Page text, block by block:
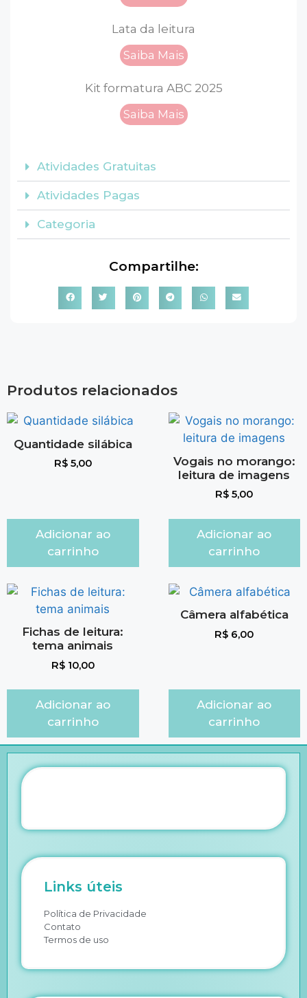
Lata da leitura
Saiba Mais
Kit formatura ABC 2025
Saiba Mais
Atividades Gratuitas
Atividades Pagas
Categoria
Compartilhe:
Produtos relacionados
Quantidade silábica
R$5,00
Adicionar ao
carrinho
Vogais no morango:
leitura de imagens
R$ 5,00
Adicionar ao
carrinho
Fichas de leitura:
tema animais
R$10,00
Adicionar ao
carrinho
Câmera alfabética
R$ 6,00
Adicionar ao
carrinho
Links úteis
Política de Privacidade
Contato
Termos de uso